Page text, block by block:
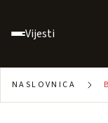
Vijesti
NASLOVNICA